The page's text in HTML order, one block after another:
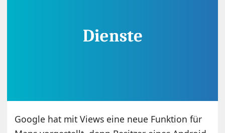
Google hat mit Views eine neue Funktion für